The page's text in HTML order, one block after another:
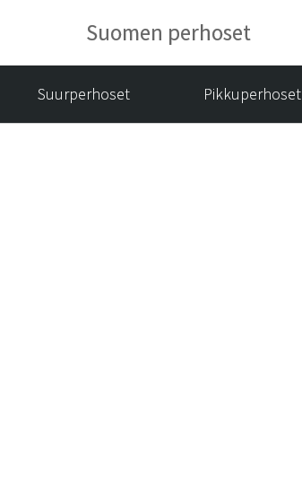
Suomen perhoset
Suurperhoset Pikkuperhoset